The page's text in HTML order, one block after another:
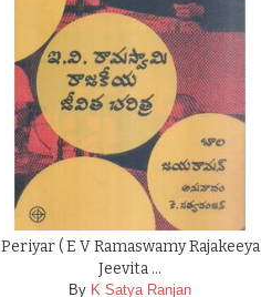
Periyar ( E V Ramaswamy Rajakeeya
Jeevita …
By K Satya Ranjan